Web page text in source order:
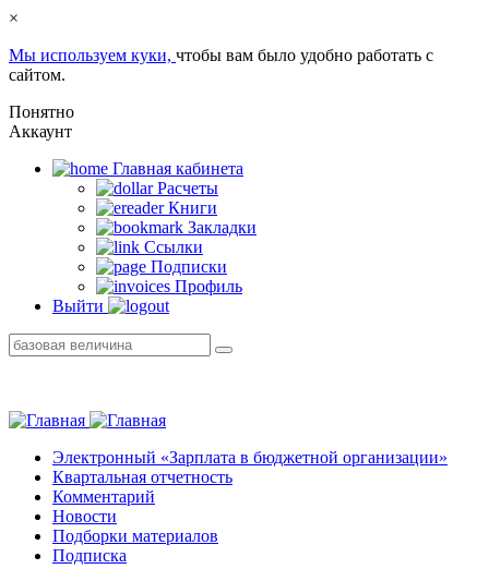
×
Мы используем куки, чтобы вам было удобно работать с
сайтом.
Понятно
Аккаунт
Главная кабинетa
Расчеты
Книги
Закладки
Ссылки
Подписки
Профиль
Выйти
Электронный «Зарплата в бюджетной организации»
Квартальная отчетность
Комментарий
Новости
Подборки материалов
Подписка